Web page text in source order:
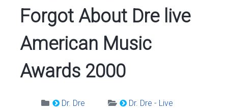
Forgot About Dre live
American Music
Awards 2000
Dr. Dre
Dr. Dre - Live